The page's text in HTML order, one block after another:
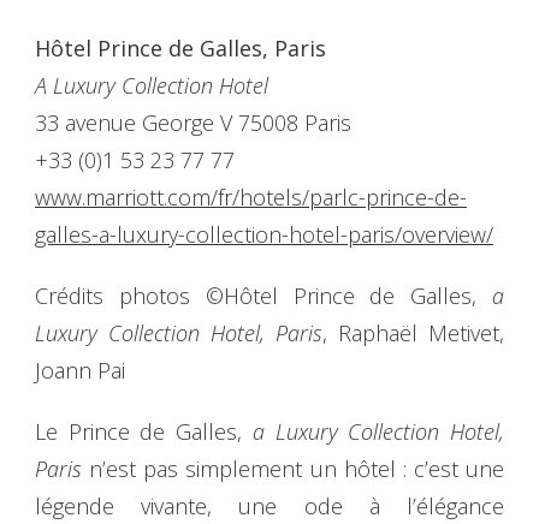
Hôtel Prince de Galles, Paris
A Luxury Collection Hotel
33 avenue George V 75008 Paris
+33 (0)1 53 23 77 77
www.marriott.com/fr/hotels/parlc-prince-de-
galles-a-luxury-collection-hotel-paris/overview/
Crédits photos ©Hôtel Prince de Galles, a
Luxury Collection Hotel, Paris, Raphaël Metivet,
Joann Pai
Le Prince de Galles, a Luxury Collection Hotel,
Paris n’est pas simplement un hôtel : c’est une
légende vivante, une ode à l’élégance